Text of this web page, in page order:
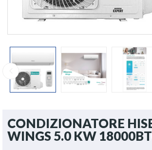
CONDIZIONATORE
WINGS 5.0 KW